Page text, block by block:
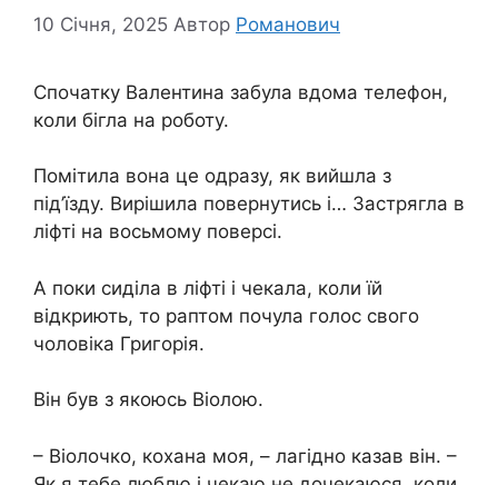
10 Січня, 2025 Автор Романович
Спочатку Валентина забула вдома телефон,
коли бігла на роботу.
Помітила вона це одразу, як вийшла з
під’їзду. Вирішила повернутись і… Застрягла в
ліфті на восьмому поверсі.
А поки сиділа в ліфті і чекала, коли їй
відкриють, то раптом почула голос свого
чоловіка Григорія.
Він був з якоюсь Віолою.
– Віолочко, кохана моя, – лагідно казав він. –